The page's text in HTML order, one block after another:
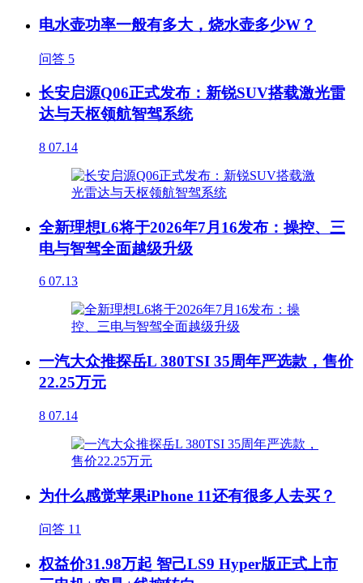
电水壶功率一般有多大，烧水壶多少W？
问答 5
长安启源Q06正式发布：新锐SUV搭载激光雷
达与天枢领航智驾系统
8 07.14
全新理想L6将于2026年7月16发布：操控、三
电与智驾全面越级升级
6 07.13
一汽大众推探岳L 380TSI 35周年严选款，售价
22.25万元
8 07.14
为什么感觉苹果iPhone 11还有很多人去买？
问答 11
权益价31.98万起 智己LS9 Hyper版正式上市